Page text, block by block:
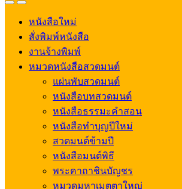
OpenClose
หนังสือใหม่
สั่งพิมพ์หนังสือ
งานจ้างพิมพ์
หมวดหนังสือสวดมนต์
แผ่นพับสวดมนต์
หนังสือบทสวดมนต์
หนังสือธรรมะคำสอน
หนังสือทำบุญปีใหม่
สวดมนต์ข้ามปี
หนังสือมนต์พิธี
พระคาถาชินบัญชร
หมวดมหาเมตตาใหญ่